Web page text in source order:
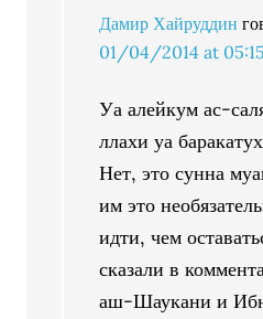
Дамир Хайруддин
01/04/2014 at 05:15
Уа алейкум ас-
ллахи уа
Нет, это сунна
им это
идти, чем
сказали в
аш-Шаукани и